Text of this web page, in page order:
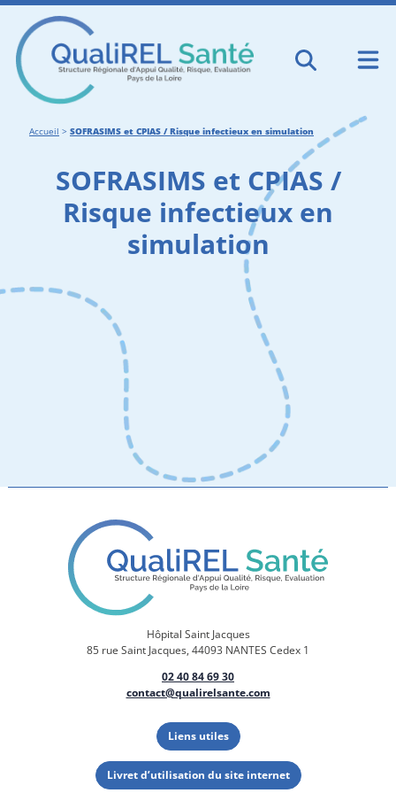
Accueil > SOFRASIMS et CPIAS / Risque infectieux en simulation
SOFRASIMS et CPIAS /
Risque infectieux en
simulation
Hôpital Saint Jacques
85 rue Saint Jacques, 44093 NANTES Cedex 1
02 40 84 69 30
contact@qualirelsante.com
Liens utiles
Livret d’utilisation du site internet